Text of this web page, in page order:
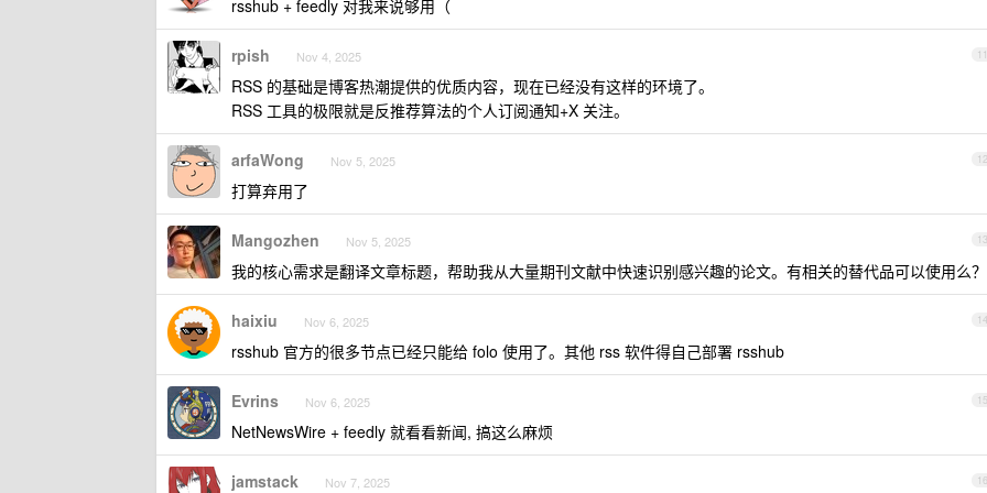
rsshub + feedly 对我来说够用（
11
rpish Nov 4, 2025
RSS 的基础是博客热潮提供的优质内容，现在已经没有这样的环境了。
RSS 工具的极限就是反推荐算法的个人订阅通知+X 关注。
12
arfaWong Nov 5, 2025
打算弃用了
13
Mangozhen Nov 5, 2025
我的核心需求是翻译文章标题，帮助我从大量期刊文献中快速识别感兴趣的论文。有相关的替代品可以使用么？
14
haixiu Nov 6, 2025
rsshub 官方的很多节点已经只能给 folo 使用了。其他 rss 软件得自己部署 rsshub
15
Evrins Nov 6, 2025
NetNewsWire + feedly 就看看新闻, 搞这么麻烦
16
jamstack Nov 7, 2025